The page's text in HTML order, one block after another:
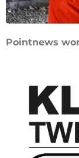
Pointnews